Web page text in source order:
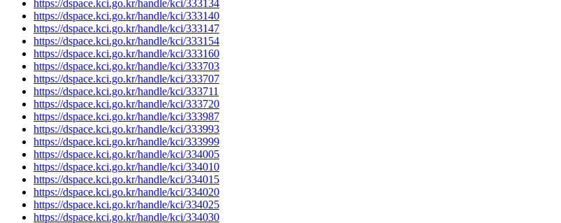
https://dspace.kci.go.kr/handle/kci/333134
https://dspace.kci.go.kr/handle/kci/333140
https://dspace.kci.go.kr/handle/kci/333147
https://dspace.kci.go.kr/handle/kci/333154
https://dspace.kci.go.kr/handle/kci/333160
https://dspace.kci.go.kr/handle/kci/333703
https://dspace.kci.go.kr/handle/kci/333707
https://dspace.kci.go.kr/handle/kci/333711
https://dspace.kci.go.kr/handle/kci/333720
https://dspace.kci.go.kr/handle/kci/333987
https://dspace.kci.go.kr/handle/kci/333993
https://dspace.kci.go.kr/handle/kci/333999
https://dspace.kci.go.kr/handle/kci/334005
https://dspace.kci.go.kr/handle/kci/334010
https://dspace.kci.go.kr/handle/kci/334015
https://dspace.kci.go.kr/handle/kci/334020
https://dspace.kci.go.kr/handle/kci/334025
https://dspace.kci.go.kr/handle/kci/334030